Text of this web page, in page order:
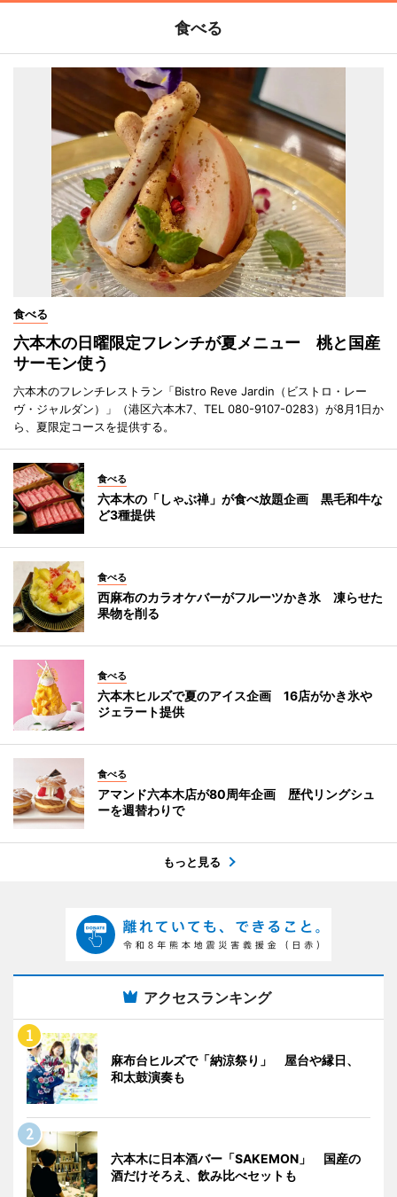
食べる
食べる
六本木の日曜限定フレンチが夏メニュー 桃と国産
サーモン使う
六本木のフレンチレストラン「Bistro Reve Jardin（ビストロ・レー
ヴ・ジャルダン）」（港区六本木7、TEL 080-9107-0283）が8月1日か
ら、夏限定コースを提供する。
食べる
六本木の「しゃぶ禅」が食べ放題企画 黒毛和牛な
ど3種提供
食べる
西麻布のカラオケバーがフルーツかき氷 凍らせた
果物を削る
食べる
六本木ヒルズで夏のアイス企画 16店がかき氷や
ジェラート提供
食べる
アマンド六本木店が80周年企画 歴代リングシュ
ーを週替わりで
もっと見る
アクセスランキング
麻布台ヒルズで「納涼祭り」 屋台や縁日、
和太鼓演奏も
六本木に日本酒バー「SAKEMON」 国産の
酒だけそろえ、飲み比べセットも